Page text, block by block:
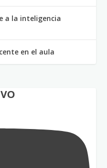
a la inteligencia
en el aula